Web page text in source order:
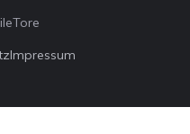
Impressum